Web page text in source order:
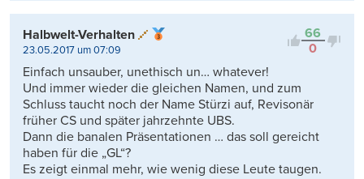
66
0
Halbwelt-Verhalten
23.05.2017 um 07:09
Einfach unsauber, unethisch un… whatever!
Und immer wieder die gleichen Namen, und zum
Schluss taucht noch der Name Stürzi auf, Revisonär
früher CS und später jahrzehnte UBS.
Dann die banalen Präsentationen … das soll gereicht
haben für die „GL“?
Es zeigt einmal mehr, wie wenig diese Leute taugen.